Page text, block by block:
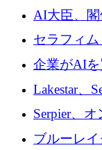
Funding
ブルクの大
AI大臣、閣
セラフィ
追いつきつ
企業がAI
る人々が必
Lakestar、
SE3 が自
ームを発表
Serpier、
性向上を支
ブルーレ